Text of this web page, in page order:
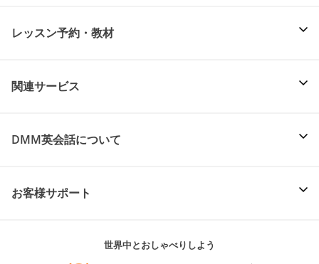
レッスン予約・教材
関連サービス
DMM英会話について
お客様サポート
世界中とおしゃべりしよう